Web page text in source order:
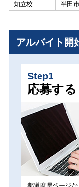
知立校
半田市
アルバイト開
Step1
応募する
都道府県ページ